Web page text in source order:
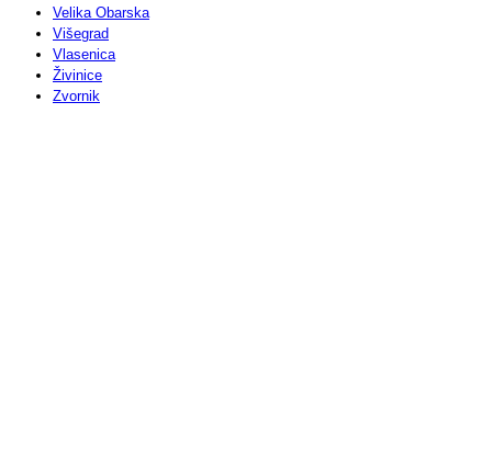
Velika Obarska
Višegrad
Vlasenica
Živinice
Zvornik